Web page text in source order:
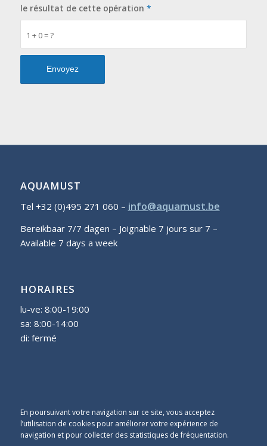
1 + 0 = ?
le résultat de cette opération *
AQUAMUST
Tel +32 (0)495 271 060 – info@aquamust.be
Bereikbaar 7/7 dagen – Joignable 7 jours sur 7 –
Available 7 days a week
HORAIRES
lu-ve: 8:00-19:00
sa: 8:00-14:00
di: fermé
En poursuivant votre navigation sur ce site, vous acceptez
l’utilisation de cookies pour améliorer votre expérience de
navigation et pour collecter des statistiques de fréquentation.